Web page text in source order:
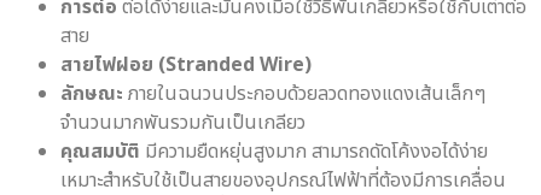
การต่อ ต่อได้ง่ายและมั่นคงเมื่อใช้วิธีพันเกลียวหรือใช้กับเต๋าต่อ
สาย
สายไฟฝอย (Stranded Wire)
ลักษณะ ภายในฉนวนประกอบด้วยลวดทองแดงเส้นเล็กๆ
จำนวนมากพันรวมกันเป็นเกลียว
คุณสมบัติ มีความยืดหยุ่นสูงมาก สามารถดัดโค้งงอได้ง่าย
เหมาะสำหรับใช้เป็นสายของอุปกรณ์ไฟฟ้าที่ต้องมีการเคลื่อน